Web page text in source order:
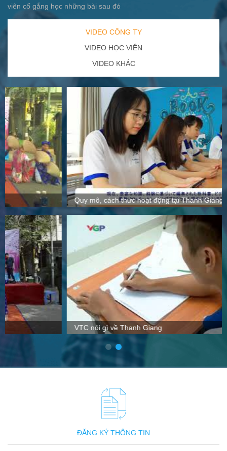
viên cố gắng học những bài sau đó
VIDEO CÔNG TY
VIDEO HỌC VIÊN
VIDEO KHÁC
Quy mô, cách thức hoạt động tại Thanh Giang
VTC nói gì về Thanh Giang
ĐĂNG KÝ THÔNG TIN